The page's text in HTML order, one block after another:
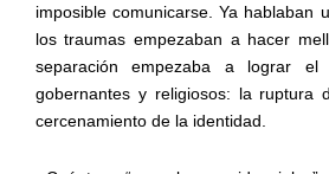
imposible comunicarse. Ya hablaban
los traumas empezaban a hacer
separación empezaba a lograr el
gobernantes y religiosos: la ruptura
cercenamiento de la identidad.